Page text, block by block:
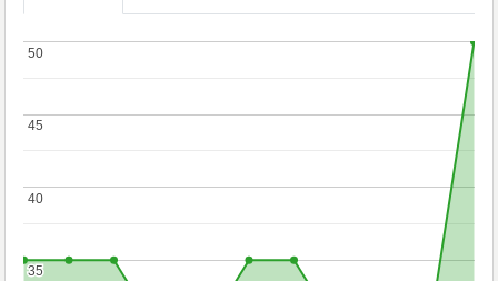
35
35
40
40
45
45
50
50